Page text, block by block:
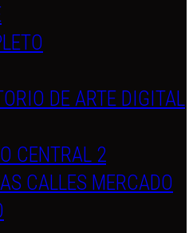
DE ARTE DIGITAL
CENTRAL 2
CALLES MERCADO